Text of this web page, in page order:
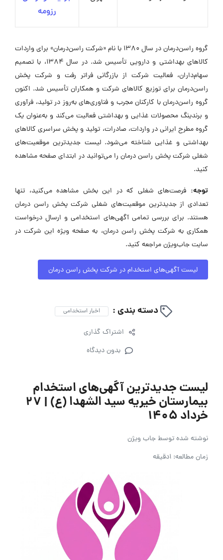
رزومه
گروه راسن‌درمان در سال ۱۳۸۰ با نام «شرکت راسن‌درمان» برای واردات
کالاهای بهداشتی و دارویی تأسیس شد. در سال ۱۳۸۴، با تصمیم
سهام‌داران، فعالیت شرکت از بازرگانی فراتر رفت و شرکت پخش
راسن‌درمان برای توزیع کالاهای شرکت و همکاران تأسیس شد. اکنون
گروه راسن‌درمان با کارکنان مجرب و فناوری‌های به‌روز در تولید، فرآوری
و برندینگ محصولات غذایی و بهداشتی فعالیت می‌کند و به‌عنوان یک
گروه مطرح ایرانی در واردات، صادرات، تولید و پخش سراسری کالاهای
بهداشتی و غذایی شناخته می‌شود. لیست جدیدترین موقعیت‌های
شغلی شرکت پخش راسن درمان را می‌توانید در ابتدای صفحه مشاهده
کنید.
توجه: فرصت‌های شغلی که در این بخش مشاهده می‌کنید، تنها
تعدادی از جدیدترین موقعیت‌های شغلی شرکت پخش راسن درمان
هستند. برای بررسی تمامی آگهی‌های استخدامی و ارسال درخواست
همکاری به شرکت پخش راسن درمان، به صفحه ویژه این شرکت در
سایت جاب‌ویژن مراجعه کنید.
لیست آگهی‌های استخدام در شرکت پخش راسن درمان
دسته بندی : اخبار استخدامی
اشتراک گذاری
بدون دیدگاه
لیست جدیدترین آگهی‌های استخدام
بیمارستان خیریه سید الشهدا (ع) | ۲۷
خرداد ۱۴۰۵
نوشته شده توسطجاب ویژن
زمان مطالعه: 1دقیقه